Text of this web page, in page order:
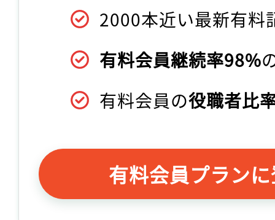
2000本近い最新有料
有料会員継続率98%
有料会員の役職者比
有料会員プラン